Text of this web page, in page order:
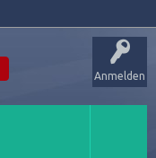
Anmelden